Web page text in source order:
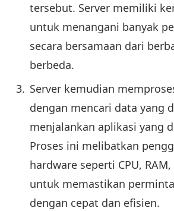
tersebut. Server memiliki
untuk menangani banyak
secara bersamaan dari
berbeda.
Server kemudian
dengan mencari data yang
menjalankan aplikasi yang
Proses ini melibatkan
hardware seperti CPU,
untuk memastikan
dengan cepat dan efisien.